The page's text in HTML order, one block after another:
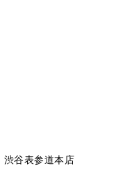
渋谷表参道本店